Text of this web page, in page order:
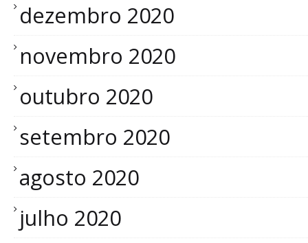
dezembro 2020
novembro 2020
outubro 2020
setembro 2020
agosto 2020
julho 2020